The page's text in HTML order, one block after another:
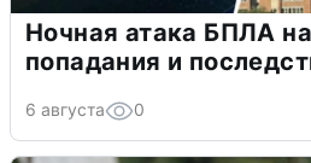
Ночная атака БПЛА
попадания и
6 августа 0